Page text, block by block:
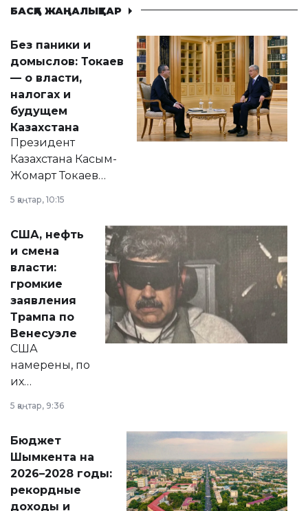
БАСҚА ЖАҢАЛЫҚТАР
Без паники и
домыслов: Токаев
— о власти,
налогах и
будущем
Казахстана
Президент
Казахстана Касым-
Жомарт Токаев
сразу несколько
актуальных тем —
от слухов о
политических
реформах до
вопросов армии,
экономики и
личного здоровья.
5 қаңтар, 10:15
США, нефть
и смена
власти:
громкие
заявления
Трампа по
Венесуэле
США
намерены, по
их
принести
народу
Венесуэлы.
5 қаңтар, 9:36
Бюджет
Шымкента на
2026–2028 годы:
рекордные
доходы и